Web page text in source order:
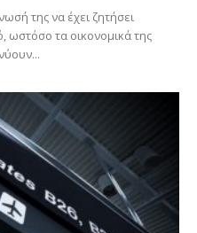
της να έχει ζητήσει
ωστόσο τα οικονομικά της